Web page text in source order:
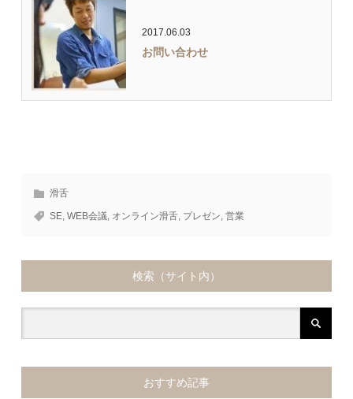
2017.06.03
お問い合わせ
滑舌
SE,WEB会議, オンライン滑舌, プレゼン,営業
検索（サイト内）
おすすめ記事